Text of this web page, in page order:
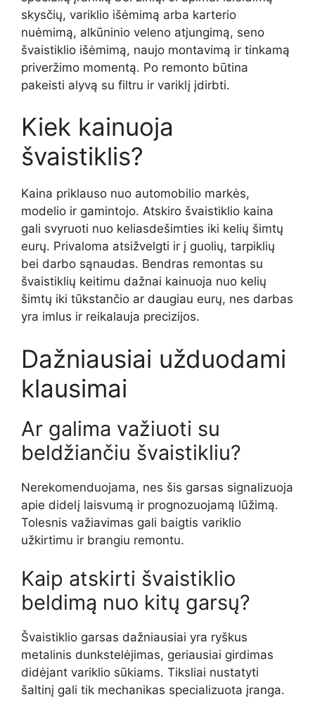
skysčių, variklio išėmimą arba karterio
nuėmimą, alkūninio veleno atjungimą, seno
švaistiklio išėmimą, naujo montavimą ir tinkamą
priveržimo momentą. Po remonto būtina
pakeisti alyvą su filtru ir variklį įdirbti.
Kiek kainuoja
švaistiklis?
Kaina priklauso nuo automobilio markės,
modelio ir gamintojo. Atskiro švaistiklio kaina
gali svyruoti nuo keliasdešimties iki kelių šimtų
eurų. Privaloma atsižvelgti ir į guolių, tarpiklių
bei darbo sąnaudas. Bendras remontas su
švaistiklių keitimu dažnai kainuoja nuo kelių
šimtų iki tūkstančio ar daugiau eurų, nes darbas
yra imlus ir reikalauja precizijos.
Dažniausiai užduodami
klausimai
Ar galima važiuoti su
beldžiančiu švaistikliu?
Nerekomenduojama, nes šis garsas signalizuoja
apie didelį laisvumą ir prognozuojamą lūžimą.
Tolesnis važiavimas gali baigtis variklio
užkirtimu ir brangiu remontu.
Kaip atskirti švaistiklio
beldimą nuo kitų garsų?
Švaistiklio garsas dažniausiai yra ryškus
metalinis dunkstelėjimas, geriausiai girdimas
didėjant variklio sūkiams. Tiksliai nustatyti
šaltinį gali tik mechanikas specializuota įranga.